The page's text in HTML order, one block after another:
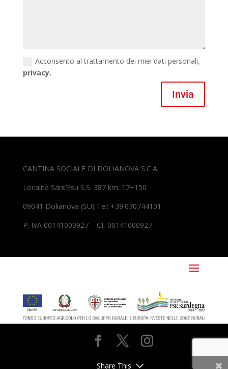
Acconsento al trattamento dei miei dati personali,
privacy.
Invia
CANTINA SOCIALE DI DOLIANOVA S.C.A.
Località Sant’Esu S.S. 387 km. 17+150
09041 Dolianova (SU) Tel: +39.070744101
P. IVA 00141000927 – CF 00141000927
Share This